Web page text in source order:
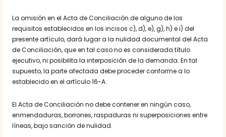
La omisión en el Acta de Conciliación de alguno de los
requisitos establecidos en los incisos c), d), e), g), h) e i) del
presente artículo, dará lugar a la nulidad documental del Acta
de Conciliación, que en tal caso no es considerada título
ejecutivo, ni posibilita la interposición de la demanda. En tal
supuesto, la parte afectada debe proceder conforme a lo
establecido en el artículo 16-A.
El Acta de Conciliación no debe contener en ningún caso,
enmendaduras, borrones, raspaduras ni superposiciones entre
líneas, bajo sanción de nulidad.